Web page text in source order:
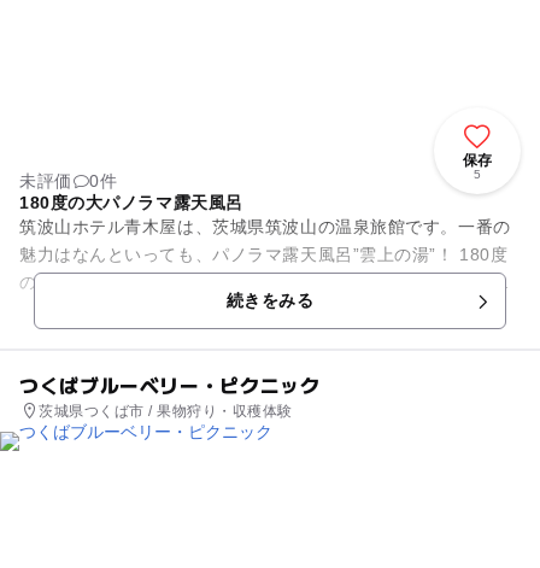
保存
5
未評価
0件
180度の大パノラマ露天風呂
筑波山ホテル青木屋は、茨城県筑波山の温泉旅館です。一番の
魅力はなんといっても、パノラマ露天風呂”雲上の湯”！ 180度
の大パノラマを、屋根のない露天風呂から眺めることができま
続きをみる
つくばブルーベリー・ピクニック
茨城県つくば市 / 果物狩り・収穫体験